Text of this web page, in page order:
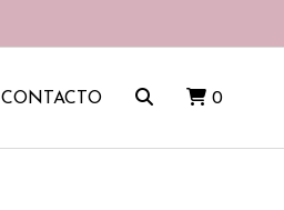
CONTACTO 0